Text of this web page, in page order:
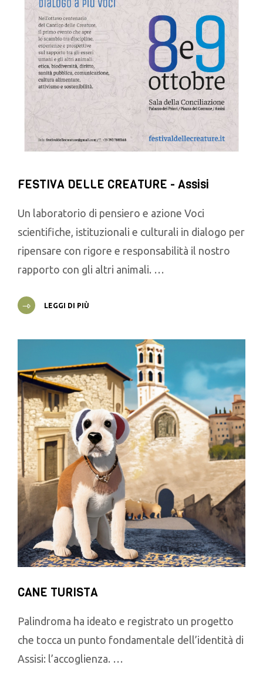
FESTIVA DELLE CREATURE - Assisi
Un laboratorio di pensiero e azione Voci
scientifiche, istituzionali e culturali in dialogo per
ripensare con rigore e responsabilità il nostro
rapporto con gli altri animali. …
LEGGI DI PIÙ
CANE TURISTA
Palindroma ha ideato e registrato un progetto
che tocca un punto fondamentale dell’identità di
Assisi: l’accoglienza. …